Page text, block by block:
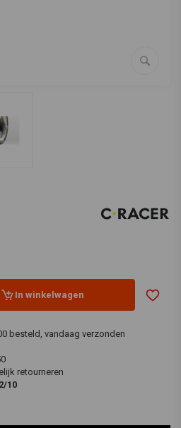
In winkelwagen
besteld, vandaag verzonden
retourneren
10